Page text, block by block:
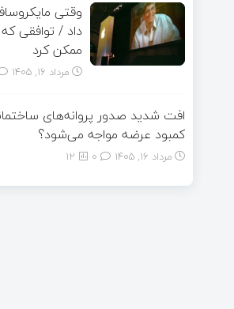
وقتی
داد / توافقی
ممکن کرد
مرداد ۱۶, ۱۴۰۵
افت شدید صدور پروانه‌های
کمبود عرضه مواجه می‌شود؟
مرداد ۱۶, ۱۴۰۵ 12